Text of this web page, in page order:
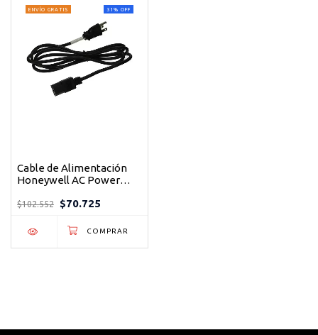
31 % OFF
ENVÍO GRATIS
Cable de Alimentación
Honeywell AC Power
Escáner SR61 -
$102.552 $70.725